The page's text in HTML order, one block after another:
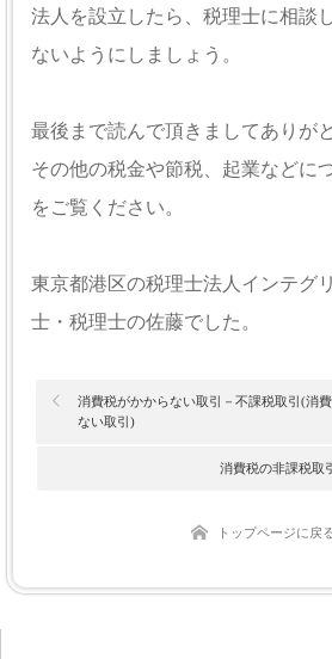
法人を設立したら、税理士に相談
ないようにしましょう。
最後まで読んで頂きましてありが
その他の税金や節税、起業などに
をご覧ください。
東京都港区の税理士法人インテグ
士・税理士の佐藤でした。
消費税がかからない取引－不課税取引(消
ない取引)
消費税の非課税取
トップページに戻